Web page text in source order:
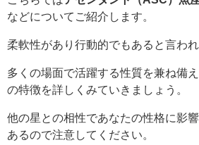
などについてご紹介します。
柔軟性があり行動的でもあると言われ
多くの場面で活躍する性質を兼ね備
の特徴を詳しくみていきましょう。
他の星との相性であなたの性格に影
あるので注意してください。